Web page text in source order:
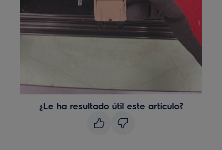
¿Le ha resultado útil este artículo?